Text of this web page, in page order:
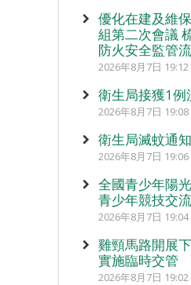
優化在建及維
組第二次會議
防火安全監管
2026年8月7日 19:12
衛生局接獲1例
2026年8月7日 19:08
衛生局滅蚊通知
2026年8月7日 19:06
全國青少年陽
青少年競技交
2026年8月7日 19:04
雞頸馬路開展
實施臨時交管
2026年8月7日 19:02